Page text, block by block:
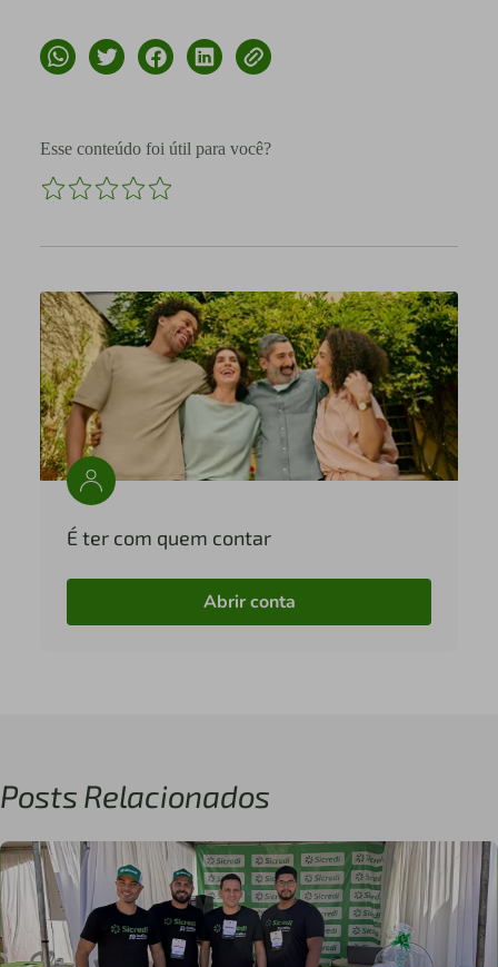
Esse conteúdo foi útil para você?
É ter com quem contar
Abrir conta
Posts Relacionados